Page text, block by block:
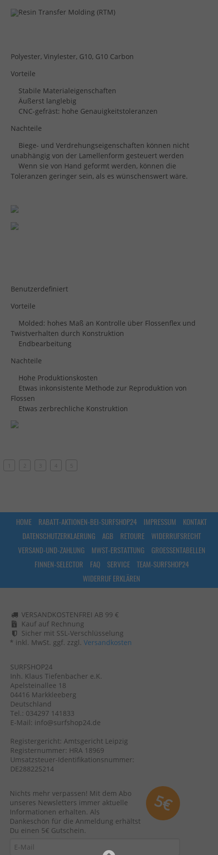
Polyester, Vinylester, G10, G10 Carbon
Vorteile
Stabile Materialeigenschaften
Äußerst langlebig
CNC-gefräst: hohe Genauigkeitstoleranzen
Nachteile
Biege- und Verdrehungseigenschaften können nicht
unabhängig von der Lamellenform gesteuert werden
Wenn sie von Hand geformt werden, können die
Toleranzen geringer sein, als es wünschenswert wäre.
Benutzerdefiniert
Vorteile
Molded: hohes Maß an Kontrolle über Flossenflex und
Twistverhalten durch Konstruktion
Endbearbeitung
Nachteile
Hohe Produktionskosten
Etwas inkonsistente Methode zur Reproduktion von
Flossen
Etwas zerbrechliche Konstruktion
4
HOME RABATT-AKTIONEN-BEI-SURFSHOP24 IMPRESSUM
KONTAKT
DATENSCHUTZERKLAERUNG
AGB RETOURE
WIDERRUFSRECHT
VERSAND-UND-ZAHLUNG
MWST-ERSTATTUNG
GROESSENTABELLEN
FINNEN-SELECTOR
FAQ SERVICE
TEAM-SURFSHOP24
WIDERRUF ERKLÄREN
VERSANDKOSTENFREI AB 99 €
Kauf auf Rechnung
Sicher mit SSL-Verschlüsselung
* inkl. MwSt. ggf. zzgl. Versandkosten
SURFSHOP24
Inh. Klaus Tiefenbacher e.K.
Apelsteinallee 18
04416 Markkleeberg
Deutschland
Tel.: 034297 141833
E-Mail: info@surfshop24.de
Registergericht: Amtsgericht Leipzig
Registernummer: HRA 18969
Umsatzsteuer-Identifikationsnummer:
DE288225214
5€
Nichts mehr verpassen! Mit dem Abo
unseres Newsletters immer aktuelle
Informationen erhalten. Als
Dankeschön für die Anmeldung erhältst
Du einen 5€ Gutschein.